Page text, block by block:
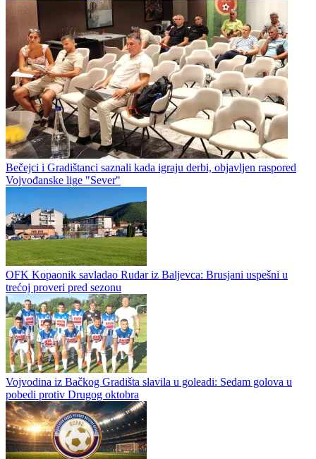
Bečejci i Gradištanci saznali kada igraju derbi, objavljen raspored
Vojvođanske lige "Sever"
OFK Kopaonik savladao Rudar iz Baljevca: Brusjani uspešni u
trećoj proveri pred sezonu
Vojvodina iz Bačkog Gradišta slavila u goleadi: Sedam golova u
pobedi protiv Drugog oktobra